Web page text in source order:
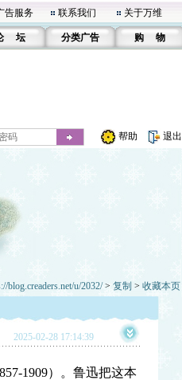
告服务 联系我们 关于万维
坛 分类广告 购 物
帮助 退出
blog.creaders.net/u/2032/> 复制 > 收藏本页
2025-02-28 17:14:39
1909）。鲁迅把这本